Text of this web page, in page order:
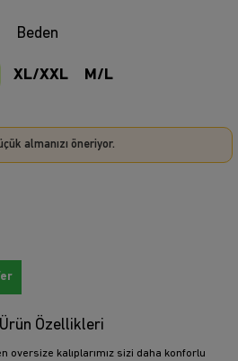
Beden
XL/XXL M/L
almanızı öneriyor.
Ürün Özellikleri
oversize kalıplarımız sizi daha konforlu